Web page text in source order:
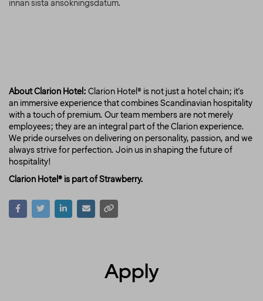
innan sista ansökningsdatum.
About Clarion Hotel: Clarion Hotel® is not just a hotel chain; it's
an immersive experience that combines Scandinavian hospitality
with a touch of premium. Our team members are not merely
employees; they are an integral part of the Clarion experience.
We pride ourselves on delivering on personality, passion, and we
always strive for perfection. Join us in shaping the future of
hospitality!
Clarion Hotel® is part of Strawberry.
Apply